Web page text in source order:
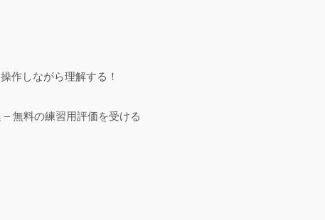
作しながら理解する！
無料の練習用評価を受ける